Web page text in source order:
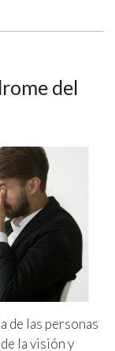
del
de las personas
la visión y